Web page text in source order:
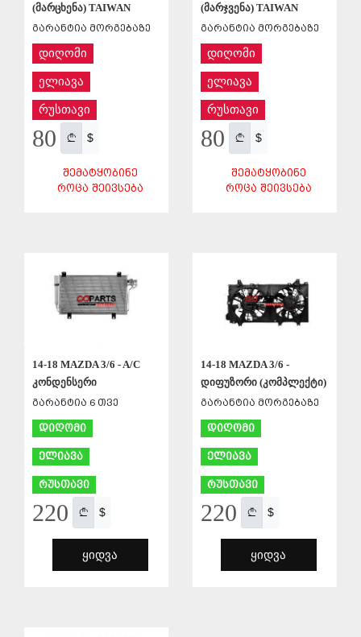
(მარცხენა) TAIWAN
გარანტია მორგებაზე
დიღომი
ელიავა
რუსთავი
80 $
ᲨᲔᲛᲐᲢᲧᲝᲑᲘᲜᲔ
ᲠᲝᲪᲐ ᲨᲔᲘᲕᲡᲔᲑᲐ
(მარჯვენა) TAIWAN
გარანტია მორგებაზე
დიღომი
ელიავა
რუსთავი
80 $
ᲨᲔᲛᲐᲢᲧᲝᲑᲘᲜᲔ
ᲠᲝᲪᲐ ᲨᲔᲘᲕᲡᲔᲑᲐ
14-18 MAZDA 3/6 - A/C
კონდენსერი
გარანტია 6 თვე
დიღომი
ელიავა
რუსთავი
220 $
ᲧᲘᲓᲕᲐ
14-18 MAZDA 3/6 -
დიფუზორი (კომპლექტი)
გარანტია მორგებაზე
დიღომი
ელიავა
რუსთავი
220 $
ᲧᲘᲓᲕᲐ